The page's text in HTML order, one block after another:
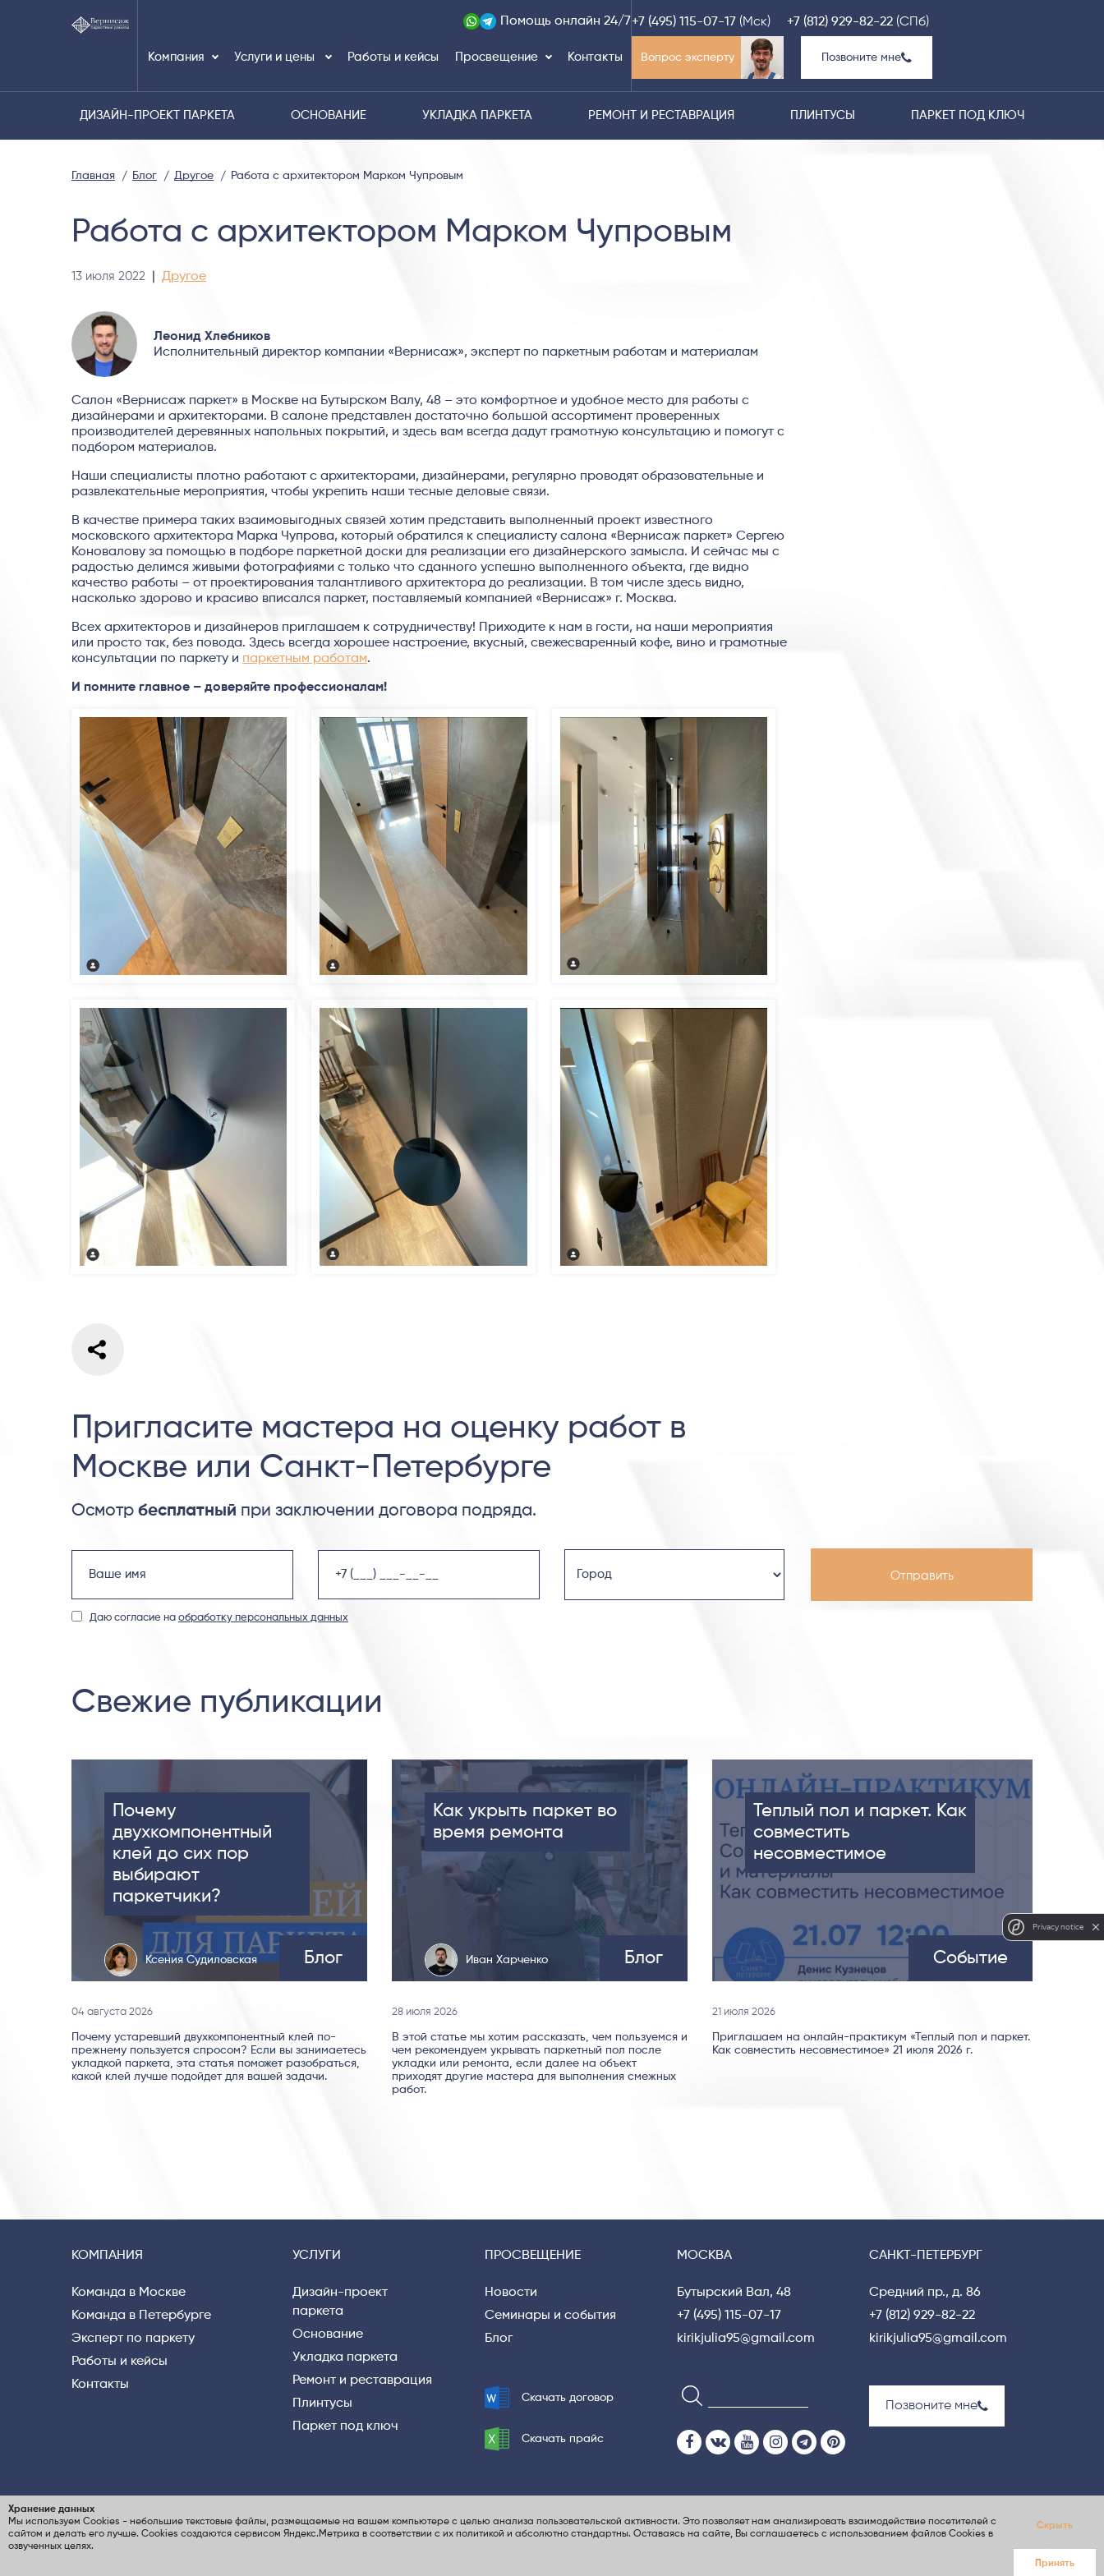
Компания Услуги и цены Работы и кейсы Просвещение Контакты
Помощь онлайн 24/7+7 (495) 115-07-17 (Мск) +7 (812) 929-82-22 (СПб)
Вопрос эксперту Позвоните мне
ДИЗАЙН-ПРОЕКТ ПАРКЕТА ОСНОВАНИЕ УКЛАДКА ПАРКЕТА РЕМОНТ И РЕСТАВРАЦИЯ ПЛИНТУСЫ ПАРКЕТ ПОД КЛЮЧ
Главная Блог Другое Работа с архитектором Марком Чупровым
Работа с архитектором Марком Чупровым
13 июля 2022 Другое
Леонид Хлебников
Исполнительный директор компании «Вернисаж», эксперт по паркетным работам и материалам
Салон «Вернисаж паркет» в Москве на Бутырском Валу, 48 – это комфортное и удобное место для работы с
дизайнерами и архитекторами. В салоне представлен достаточно большой ассортимент проверенных
производителей деревянных напольных покрытий, и здесь вам всегда дадут грамотную консультацию и помогут с
подбором материалов.
Наши специалисты плотно работают с архитекторами, дизайнерами, регулярно проводят образовательные и
развлекательные мероприятия, чтобы укрепить наши тесные деловые связи.
В качестве примера таких взаимовыгодных связей хотим представить выполненный проект известного
московского архитектора Марка Чупрова, который обратился к специалисту салона «Вернисаж паркет» Сергею
Коновалову за помощью в подборе паркетной доски для реализации его дизайнерского замысла. И сейчас мы с
радостью делимся живыми фотографиями с только что сданного успешно выполненного объекта, где видно
качество работы – от проектирования талантливого архитектора до реализации. В том числе здесь видно,
насколько здорово и красиво вписался паркет, поставляемый компанией «Вернисаж» г. Москва.
Всех архитекторов и дизайнеров приглашаем к сотрудничеству! Приходите к нам в гости, на наши мероприятия
или просто так, без повода. Здесь всегда хорошее настроение, вкусный, свежесваренный кофе, вино и грамотные
консультации по паркету и паркетным работам.
И помните главное – доверяйте профессионалам!
Пригласите мастера на оценку работ в
Москве или Санкт-Петербурге
Осмотр бесплатный при заключении договора подряда.
Даю согласие на обработку персональных данных
Свежие публикации
Почему
двухкомпонентный
клей до сих пор
выбирают
паркетчики?
Ксения Судиловская Блог
04 августа 2026
Почему устаревший двухкомпонентный клей по-
прежнему пользуется спросом? Если вы занимаетесь
укладкой паркета, эта статья поможет разобраться,
какой клей лучше подойдет для вашей задачи.
Как укрыть паркет во
время ремонта
Иван Харченко Блог
28 июля 2026
В этой статье мы хотим рассказать, чем пользуемся и
чем рекомендуем укрывать паркетный пол после
укладки или ремонта, если далее на объект
приходят другие мастера для выполнения смежных
работ.
Теплый пол и паркет. Как
совместить
несовместимое
Событие
21 июля 2026
Приглашаем на онлайн-практикум «Теплый пол и паркет.
Как совместить несовместимое» 21 июля 2026 г.
КОМПАНИЯ
Команда в Москве
Команда в Петербурге
Эксперт по паркету
Работы и кейсы
Контакты
УСЛУГИ
Дизайн-проект
паркета
Основание
Укладка паркета
Ремонт и реставрация
Плинтусы
Паркет под ключ
ПРОСВЕЩЕНИЕ
Новости
Семинары и события
Блог
Скачать договор
Скачать прайс
МОСКВА
Бутырский Вал, 48
+7 (495) 115-07-17
kirikjulia95@gmail.com
САНКТ-ПЕТЕРБУРГ
Средний пр., д. 86
+7 (812) 929-82-22
kirikjulia95@gmail.com
Позвоните мне
© ООО «ВЕРНИСАЖ паркет», 2004-2026
ИНН 7805497130 / КПП 780501001 /
Политика конфиденциальности UX-проектирование сайта Nina S.Dzhezher Создание сайтаElenaGray.ru
Хранение данных
Мы используем Cookies - небольшие текстовые файлы, размещаемые на вашем компьютере с целью анализа пользовательской активности. Это позволяет нам анализировать взаимодействие посетителей с
сайтом и делать его лучше. Cookies создаются сервисом Яндекс.Метрика в соответствии с их политикой и абсолютно стандартны. Оставаясь на сайте, Вы соглашаетесь с использованием файлов Cookies в
озвученных целях.
Скрыть
Принять
Privacy notice